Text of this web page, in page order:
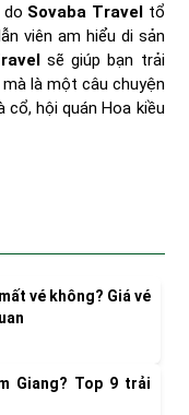
do Sovaba Travel tổ
viên am hiểu di sản
sẽ giúp bạn trải
là một câu chuyện
hội quán Hoa kiều
vé không? Giá vé
Giang? Top 9 trải